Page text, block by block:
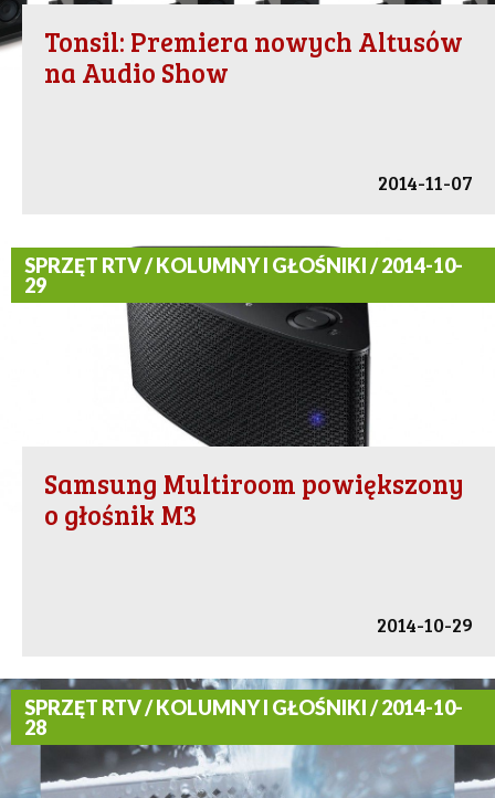
Tonsil: Premiera nowych Altusów
na Audio Show
2014-11-07
SPRZĘT RTV / KOLUMNY I GŁOŚNIKI / 2014-10-
29
Samsung Multiroom powiększony
o głośnik M3
2014-10-29
SPRZĘT RTV / KOLUMNY I GŁOŚNIKI / 2014-10-
28